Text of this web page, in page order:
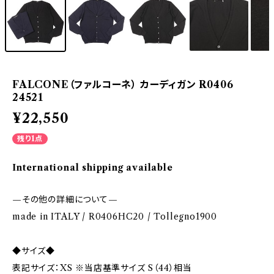
FALCONE（ファルコーネ） カーディガン R0406
24521
¥22,550
残り1点
International shipping available
—その他の詳細について—
made in ITALY / R0406HC20 / Tollegno1900
◆サイズ◆
表記サイズ：XS ※当店基準サイズ S（44）相当